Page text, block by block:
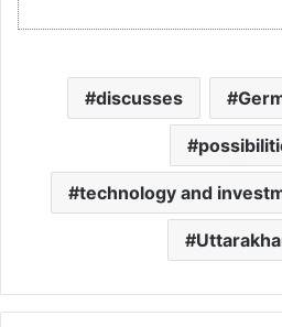
discusses
technology and